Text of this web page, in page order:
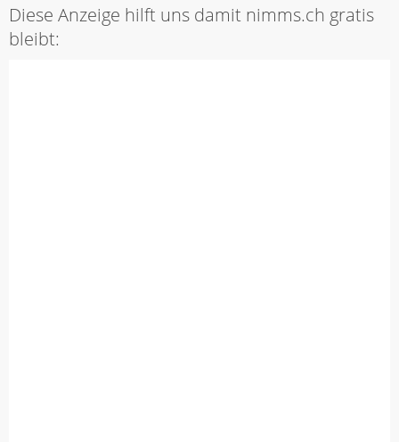
Diese Anzeige hilft uns damit nimms.ch gratis
bleibt: